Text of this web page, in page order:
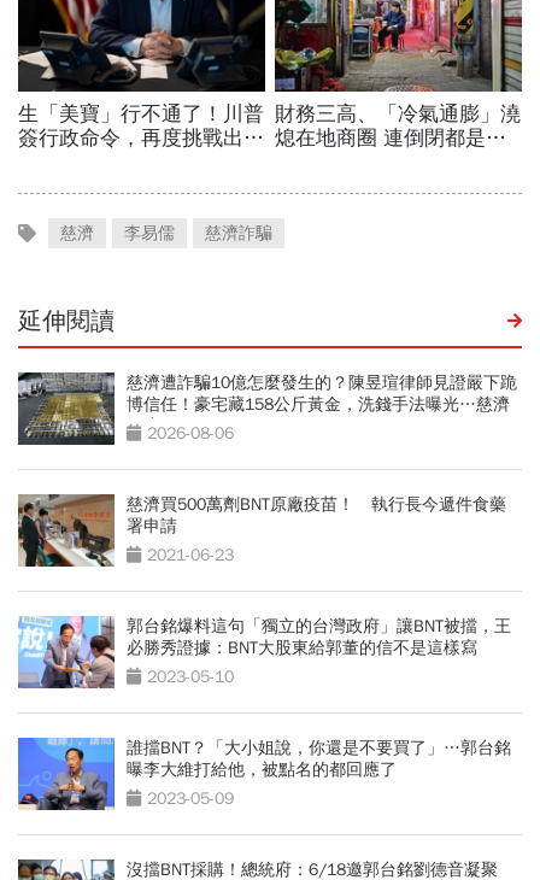
慈濟 李易儒 慈濟詐騙
延伸閱讀
慈濟遭詐騙10億怎麼發生的？陳昱瑄律師見證嚴下跪
博信任！豪宅藏158公斤黃金，洗錢手法曝光…慈濟
回應了
2026-08-06
慈濟買500萬劑BNT原廠疫苗！ 執行長今遞件食藥
署申請
2021-06-23
郭台銘爆料這句「獨立的台灣政府」讓BNT被擋，王
必勝秀證據：BNT大股東給郭董的信不是這樣寫
2023-05-10
誰擋BNT？「大小姐說，你還是不要買了」…郭台銘
曝李大維打給他，被點名的都回應了
2023-05-09
沒擋BNT採購！總統府：6/18邀郭台銘劉德音凝聚